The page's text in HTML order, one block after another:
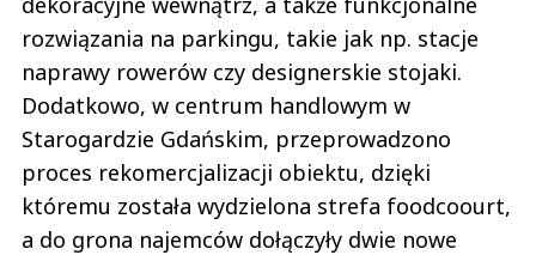
rozwiązania na parkingu, takie jak np. stacje
naprawy rowerów czy designerskie stojaki.
Dodatkowo, w centrum handlowym w
Starogardzie Gdańskim, przeprowadzono
proces rekomercjalizacji obiektu, dzięki
któremu została wydzielona strefa foodcoourt,
a do grona najemców dołączyły dwie nowe